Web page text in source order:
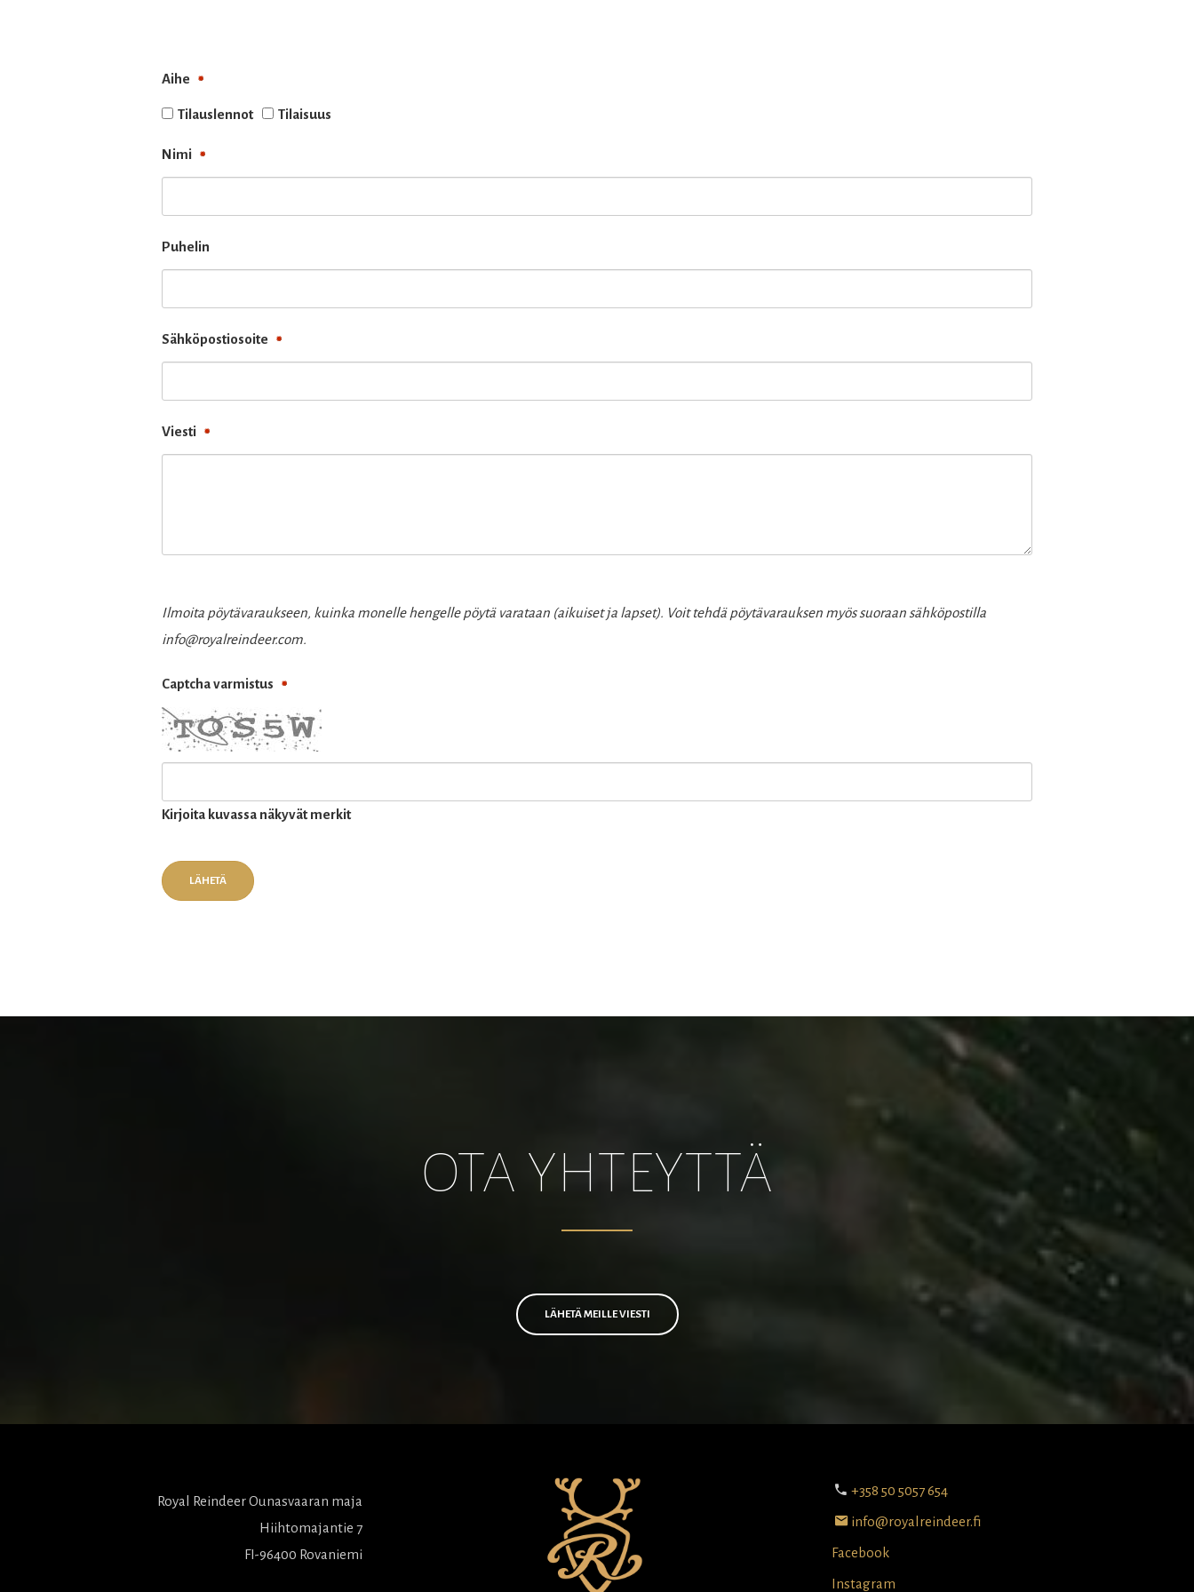
Aihe
Tilauslennot Tilaisuus
Nimi
Puhelin
Sähköpostiosoite
Viesti
Ilmoita pöytävaraukseen, kuinka monelle hengelle pöytä varataan (aikuiset ja lapset). Voit tehdä pöytävarauksen myös suoraan sähköpostilla
info@royalreindeer.com.
Captcha varmistus
Kirjoita kuvassa näkyvät merkit
OTA YHTEYTTÄ
LÄHETÄ MEILLE VIESTI
Royal Reindeer Ounasvaaran maja
Hiihtomajantie 7
FI-96400 Rovaniemi
+358 50 5057 654
info@royalreindeer.fi
Facebook
Instagram